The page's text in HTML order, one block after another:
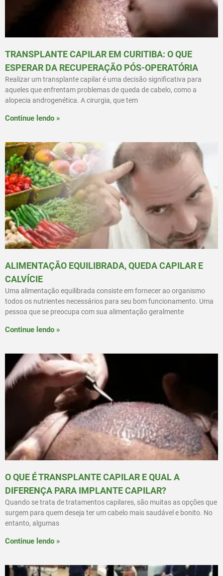
TRANSPLANTE CAPILAR EM CURITIBA: O QUE
ESPERAR DA RECUPERAÇÃO PÓS-OPERATÓRIA
Realizar um transplante capilar é uma decisão significativa para
aqueles que enfrentam problemas de queda de cabelo, como a
alopecia androgenética. A cirurgia, que tem
Continue lendo »
ALIMENTAÇÃO EQUILIBRADA, QUEDA CAPILAR E
CALVÍCIE
Uma alimentação equilibrada consiste em fornecer ao organismo
todos os nutrientes necessários para seu bom funcionamento. Uma
pessoa que se preocupa com sua alimentação geralmente
Continue lendo »
O QUE É TRANSPLANTE CAPILAR E QUAL A
DIFERENÇA PARA IMPLANTE CAPILAR?
Quando se trata de tratamentos capilares, são muitas as opções que
surgem para quem deseja ter um cabelo mais saudável e bonito. No
entanto, algumas
Continue lendo »